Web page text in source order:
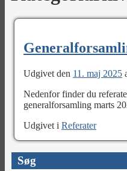
Udgivet den 11. maj 2025
Nedenfor finder du
generalforsamling marts
Udgivet i Referater
Søg